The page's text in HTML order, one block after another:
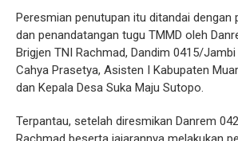
Peresmian penutupan itu ditandai dengan
dan penandatangan tugu TMMD oleh
Brigjen TNI Rachmad, Dandim 0415/
Cahya Prasetya, Asisten I Kabupaten
dan Kepala Desa Suka Maju Sutopo.
Terpantau, setelah diresmikan Danrem